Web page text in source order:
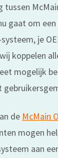
tussen
gaat om
je
koppelen
mogelijk
de McMain
mogen
aan